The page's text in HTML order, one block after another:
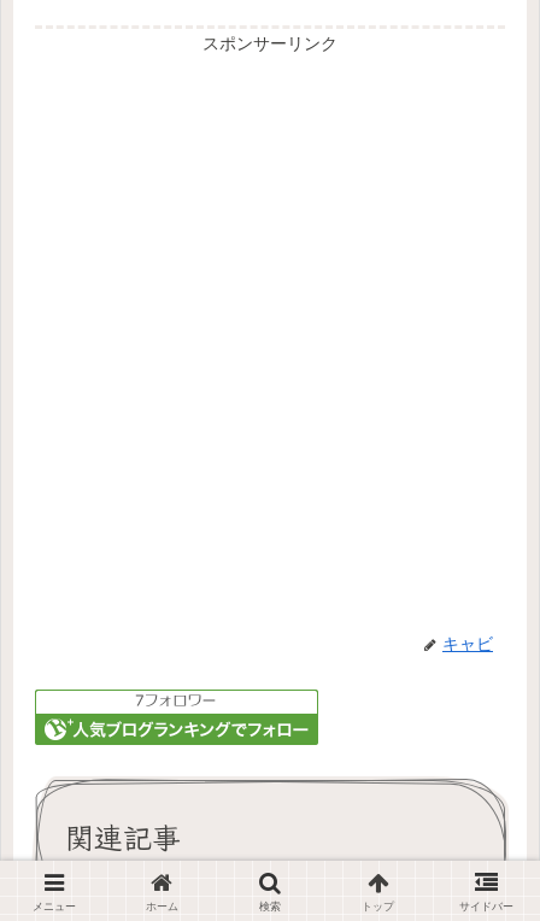
スポンサーリンク
キャビ
関連記事
メニュー ホーム 検索 トップ サイドバー